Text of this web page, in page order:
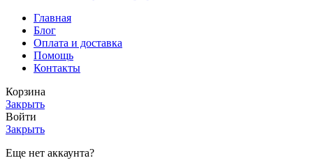
Главная
Блог
Оплата и доставка
Помощь
Контакты
Корзина
Закрыть
Войти
Закрыть
Еще нет аккаунта?